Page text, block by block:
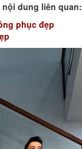
dung liên quan:
phục đẹp